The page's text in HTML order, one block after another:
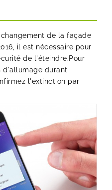
de la façade
il est nécessaire pour
de l'éteindre.Pour
d'allumage durant
l'extinction par